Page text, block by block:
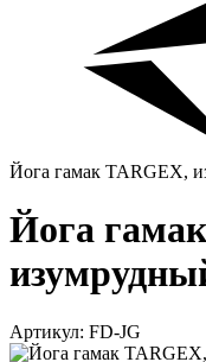
Йога гамак TARGEX,
Йога
Артикул: FD-JG